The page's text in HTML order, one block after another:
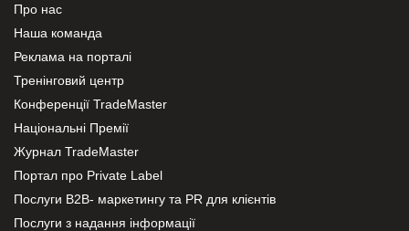
Про нас
Наша команда
Реклама на порталі
Тренінговий центр
Конференції TradeMaster
Національні Премії
Журнал TradeMaster
Портал про Private Label
Послуги В2В- маркетингу та PR для клієнтів
Послуги з надання інформації